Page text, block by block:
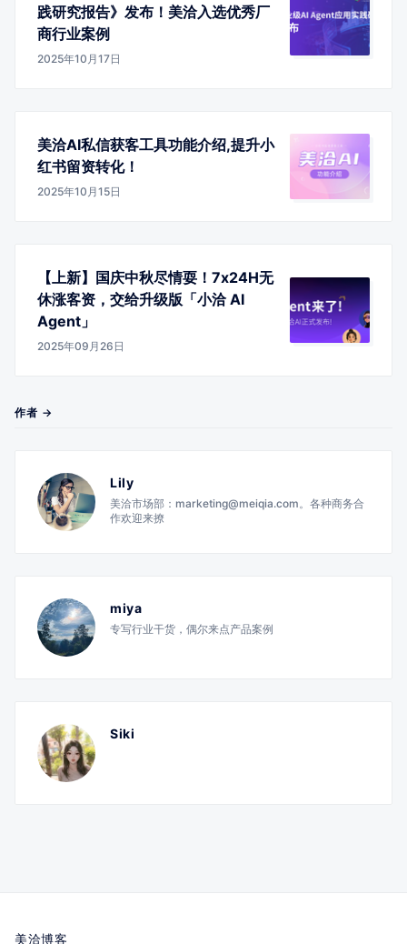
践研究报告》发布！美洽入选优秀厂
商行业案例
2025年10月17日
美洽AI私信获客工具功能介绍,提升小
红书留资转化！
2025年10月15日
【上新】国庆中秋尽情耍！7x24H无
休涨客资，交给升级版「小洽 AI
Agent」
2025年09月26日
作者 →
Lily
美洽市场部：marketing@meiqia.com。各种商务合
作欢迎来撩
miya
专写行业干货，偶尔来点产品案例
Siki
美洽博客